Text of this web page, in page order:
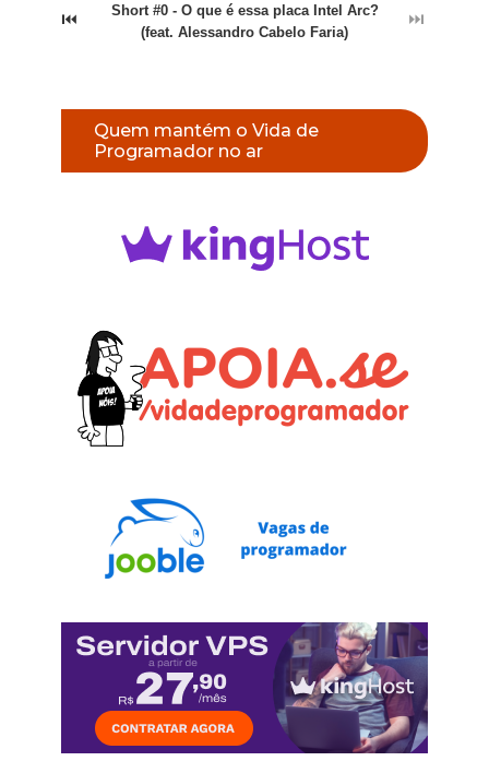
⏮
Short #0 - O que é essa placa Intel Arc?
(feat. Alessandro Cabelo Faria)
⏭
Quem mantém o Vida de
Programador no ar